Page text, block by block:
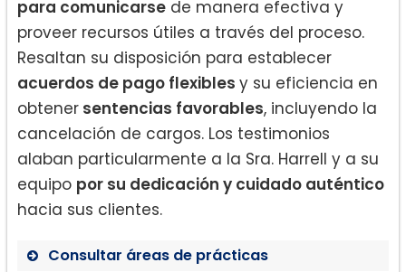
para comunicarse de manera efectiva y
proveer recursos útiles a través del proceso.
Resaltan su disposición para establecer
acuerdos de pago flexibles y su eficiencia en
obtener sentencias favorables, incluyendo la
cancelación de cargos. Los testimonios
alaban particularmente a la Sra. Harrell y a su
equipo por su dedicación y cuidado auténtico
hacia sus clientes.
Consultar áreas de prácticas